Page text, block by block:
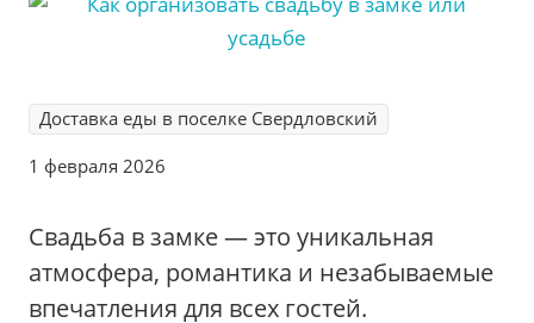
Доставка еды в поселке Свердловский
1 февраля 2026
Свадьба в замке — это уникальная
атмосфера‚ романтика и незабываемые
впечатления для всех гостей.